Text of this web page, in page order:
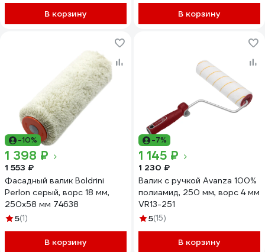
В корзину В корзину
-10%
1 398 ₽
1 553 ₽
Фасадный валик Boldrini
Perlon серый, ворс 18 мм,
250х58 мм 74638
5(1)
В корзину
-7%
1 145 ₽
1 230 ₽
Валик с ручкой Avanza 100%
полиамид, 250 мм, ворс 4 мм
VR13-251
5(15)
В корзину